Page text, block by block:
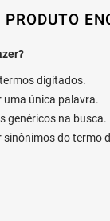
digitados.
uma única palavra.
genéricos na busca.
sinônimos do termo